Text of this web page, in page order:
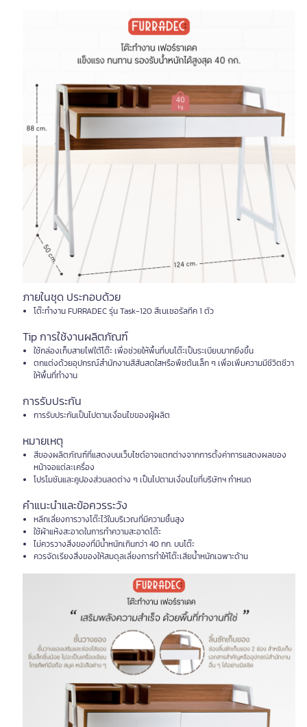
ภายในชุด ประกอบด้วย
โต๊ะทำงาน FURRADEC รุ่น Task-120 สีเนเชอรัลทีค 1 ตัว
Tip การใช้งานผลิตภัณฑ์
ใช้กล่องเก็บสายไฟใต้โต๊ะ เพื่อช่วยให้พื้นที่บนโต๊ะเป็นระเบียบมากยิ่งขึ้น
ตกแต่งด้วยอุปกรณ์สำนักงานสีสันสดใสหรือพืชต้นเล็ก ๆ เพื่อเพิ่มความมีชีวิตชีวา
ให้พื้นที่ทำงาน
การรับประกัน
การรับประกันเป็นไปตามเงื่อนไขของผู้ผลิต
หมายเหตุ
สีของผลิตภัณฑ์ที่แสดงบนเว็บไซต์อาจแตกต่างจากการตั้งค่าการแสดงผลของ
หน้าจอแต่ละเครื่อง
โปรโมชันและคูปองส่วนลดต่าง ๆ เป็นไปตามเงื่อนไขที่บริษัทฯ กำหนด
คำแนะนำและข้อควรระวัง
หลีกเลี่ยงการวางโต๊ะไว้ในบริเวณที่มีความชื้นสูง
ใช้ผ้าแห้งสะอาดในการทำความสะอาดโต๊ะ
ไม่ควรวางสิ่งของที่มีน้ำหนักเกินกว่า 40 กก. บนโต๊ะ
ควรจัดเรียงสิ่งของให้สมดุลเลี่ยงการทำให้โต๊ะเสียน้ำหนักเฉพาะด้าน